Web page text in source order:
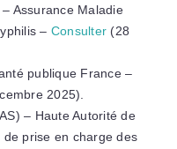
Assurance Maladie
– Consulter (28
publique France –
2025).
– Haute Autorité de
prise en charge des